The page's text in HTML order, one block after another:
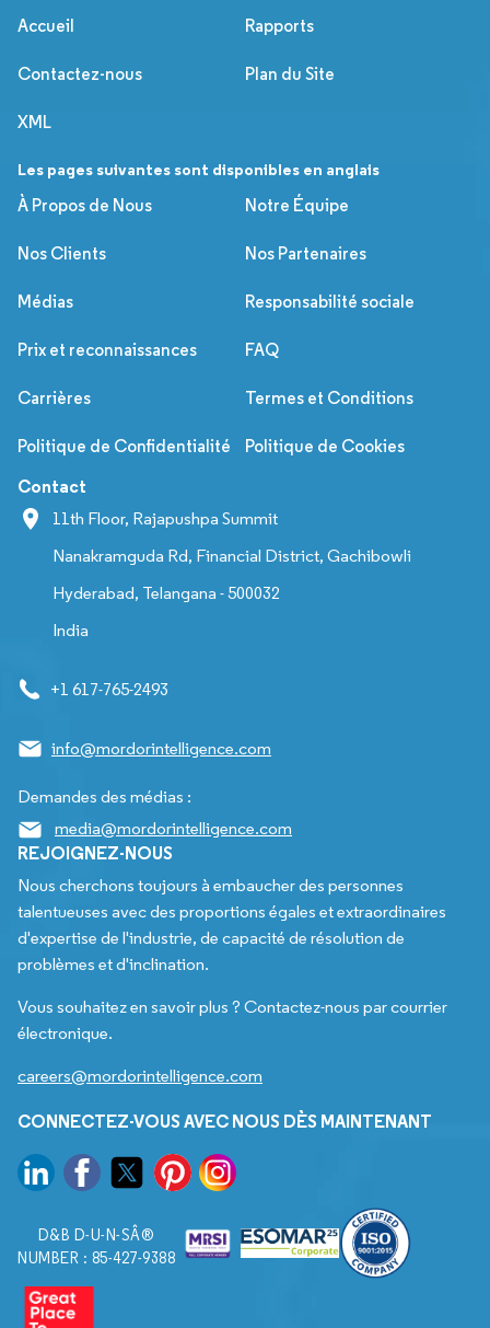
Accueil Rapports
Contactez-nous Plan du Site
XML
Les pages suivantes sont disponibles en anglais
À Propos de Nous
Notre Équipe
Nos Clients Nos Partenaires
Médias Responsabilité sociale
Prix et reconnaissances FAQ
Carrières Termes et Conditions
Politique de Confidentialité Politique de Cookies
Contact
11th Floor, Rajapushpa Summit
Nanakramguda Rd, Financial District, Gachibowli
Hyderabad, Telangana - 500032
India
+1 617-765-2493
info@mordorintelligence.com
Demandes des médias :
media@mordorintelligence.com
REJOIGNEZ-NOUS
Nous cherchons toujours à embaucher des personnes
talentueuses avec des proportions égales et extraordinaires
d'expertise de l'industrie, de capacité de résolution de
problèmes et d'inclination.
Vous souhaitez en savoir plus ? Contactez-nous par courrier
électronique.
careers@mordorintelligence.com
CONNECTEZ-VOUS AVEC NOUS DÈS MAINTENANT
D&B D-U-N-SÂ®
NUMBER : 85-427-9388